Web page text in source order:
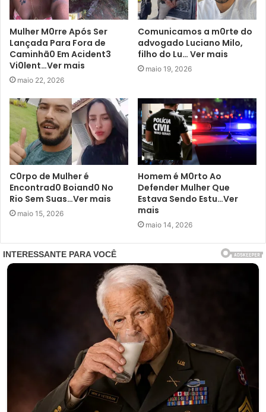
Mulher M0rre Após Ser
Lançada Para Fora de
Caminhã0 Em Acident3
Vi0lent…Ver mais
maio 22, 2026
Comunicamos a m0rte do
advogado Luciano Milo,
filho do Lu… Ver mais
maio 19, 2026
C0rpo de Mulher é
Encontrad0 Boiand0 No
Rio Sem Suas…Ver mais
maio 15, 2026
Homem é M0rto Ao
Defender Mulher Que
Estava Sendo Estu…Ver
mais
maio 14, 2026